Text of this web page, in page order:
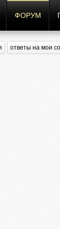
ФОРУМ
ответы на мои